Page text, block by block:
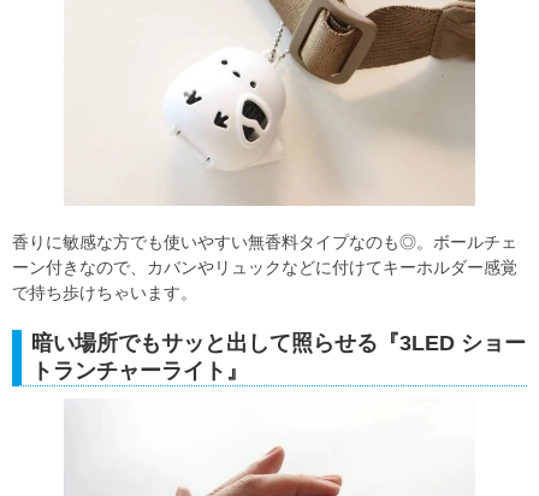
香りに敏感な方でも使いやすい無香料タイプなのも◎。ボールチェ
ーン付きなので、カバンやリュックなどに付けてキーホルダー感覚
で持ち歩けちゃいます。
暗い場所でもサッと出して照らせる『3LED ショー
トランチャーライト』